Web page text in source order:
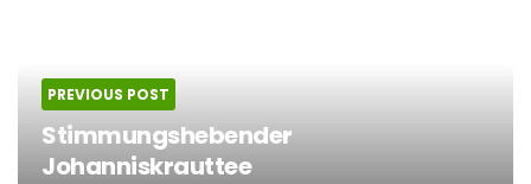
PREVIOUS POST
Stimmungshebender
Johanniskrauttee